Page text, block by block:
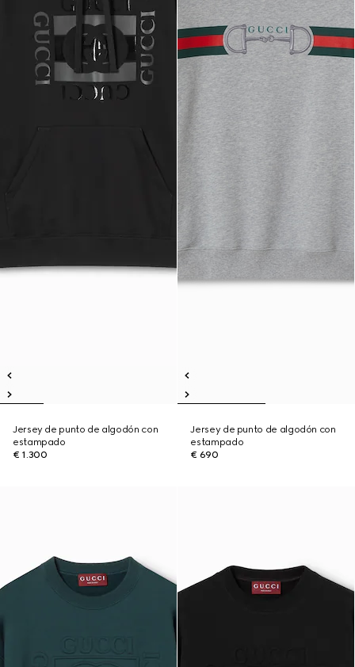
Jersey de punto de algodón con
estampado
€ 1.300
Jersey de punto de algodón con
estampado
€ 690